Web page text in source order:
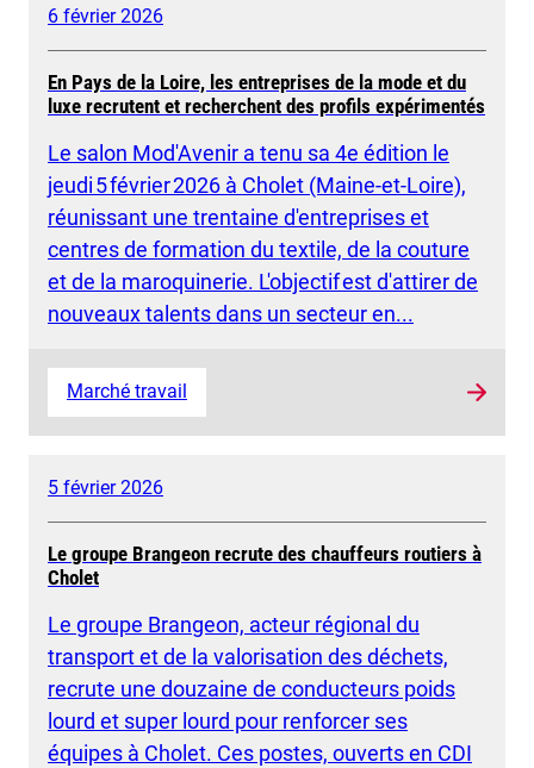
6 février 2026
En Pays de la Loire, les entreprises de la mode et du
luxe recrutent et recherchent des profils expérimentés
Le salon Mod'Avenir a tenu sa 4e édition le
jeudi 5 février 2026 à Cholet (Maine-et-Loire),
réunissant une trentaine d'entreprises et
centres de formation du textile, de la couture
et de la maroquinerie. L'objectif est d'attirer de
nouveaux talents dans un secteur en...
Marché travail
5 février 2026
Le groupe Brangeon recrute des chauffeurs routiers à
Cholet
Le groupe Brangeon, acteur régional du
transport et de la valorisation des déchets,
recrute une douzaine de conducteurs poids
lourd et super lourd pour renforcer ses
équipes à Cholet. Ces postes, ouverts en CDI